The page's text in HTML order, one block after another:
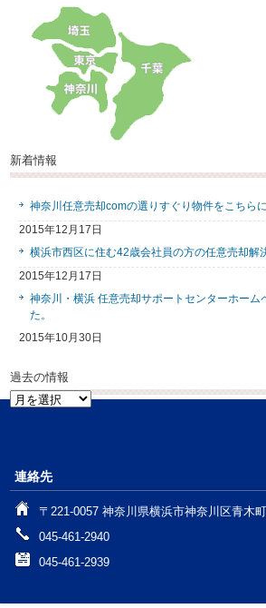
新着情報
神奈川任意売却comの選りすぐり物件をこちらに
2015年12月17日
横浜市西区に住む42歳会社員の方の任意売却解
2015年12月17日
神奈川・横浜 任意売却サポートセンターホーム
た。
2015年10月30日
過去の情報
過
連絡先
〒221-0057 神奈川県横浜市神奈川区青木
045-461-2940
045-461-2939